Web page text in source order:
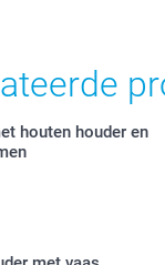
houten houder en